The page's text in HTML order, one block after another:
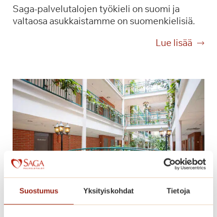
Suostumus Yksityiskohdat Tietoja
e
-
t
a
S
a
g
a
l
o
?
Saga-palvelutalojen työkieli on suomi ja
valtaosa asukkaistamme on suomenkielisiä.
Lue lisää
M
k
ä
l
a
i
s
t
k